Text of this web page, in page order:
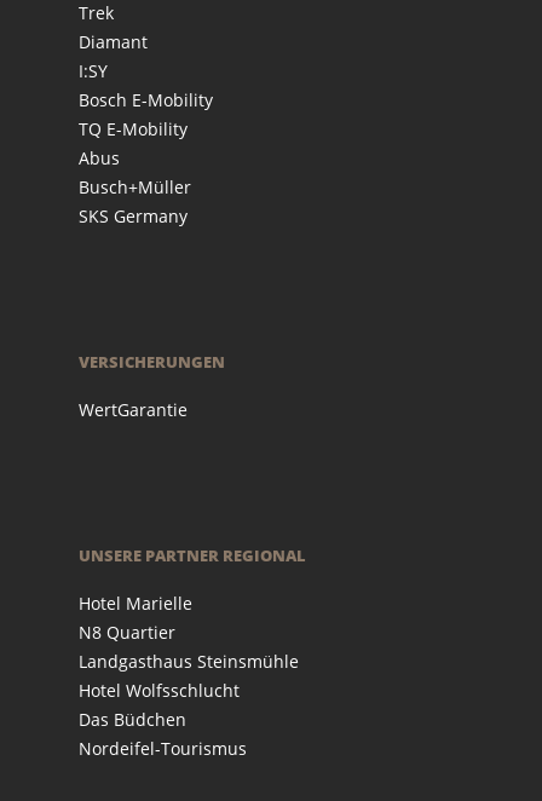
Trek
Diamant
I:SY
Bosch E-Mobility
TQ E-Mobility
Abus
Busch+Müller
SKS Germany
VERSICHERUNGEN
WertGarantie
UNSERE PARTNER REGIONAL
Hotel Marielle
N8 Quartier
Landgasthaus Steinsmühle
Hotel Wolfsschlucht
Das Büdchen
Nordeifel-Tourismus